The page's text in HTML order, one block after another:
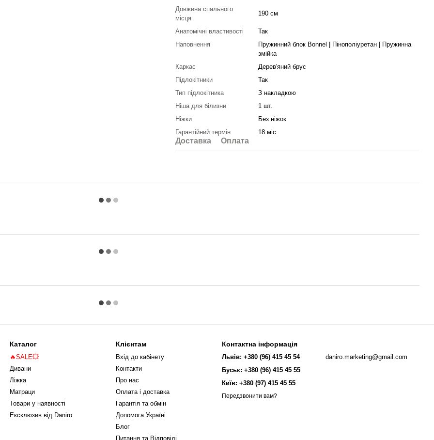
Довжина спального
місця
190 см
Анатомічні властивості
Так
Наповнення
Пружинний блок Bonnel | Пінополіуретан | Пружинна
змійка
Каркас
Дерев'яний брус
Підлокітники
Так
Тип підлокітника
З накладкою
Ніша для білизни
1 шт.
Ніжки
Без ніжок
Гарантійний термін
18 міс.
Доставка Оплата
Каталог
🔥SALE💥
Дивани
Ліжка
Матраци
Товари у наявності
Ексклюзив від Daniro
Клієнтам
Вхід до кабінету
Контакти
Про нас
Оплата і доставка
Гарантія та обмін
Допомога Україні
Блог
Питання та Відповіді
Контактна інформація
Львів: +380 (96) 415 45 54
Буськ: +380 (96) 415 45 55
Київ: +380 (97) 415 45 55
Передзвонити вам?
daniro.marketing@gmail.com